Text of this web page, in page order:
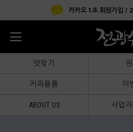
카카오 1초 회원가입 /
맛찾기
커피용품 이
ABOUT US 사업